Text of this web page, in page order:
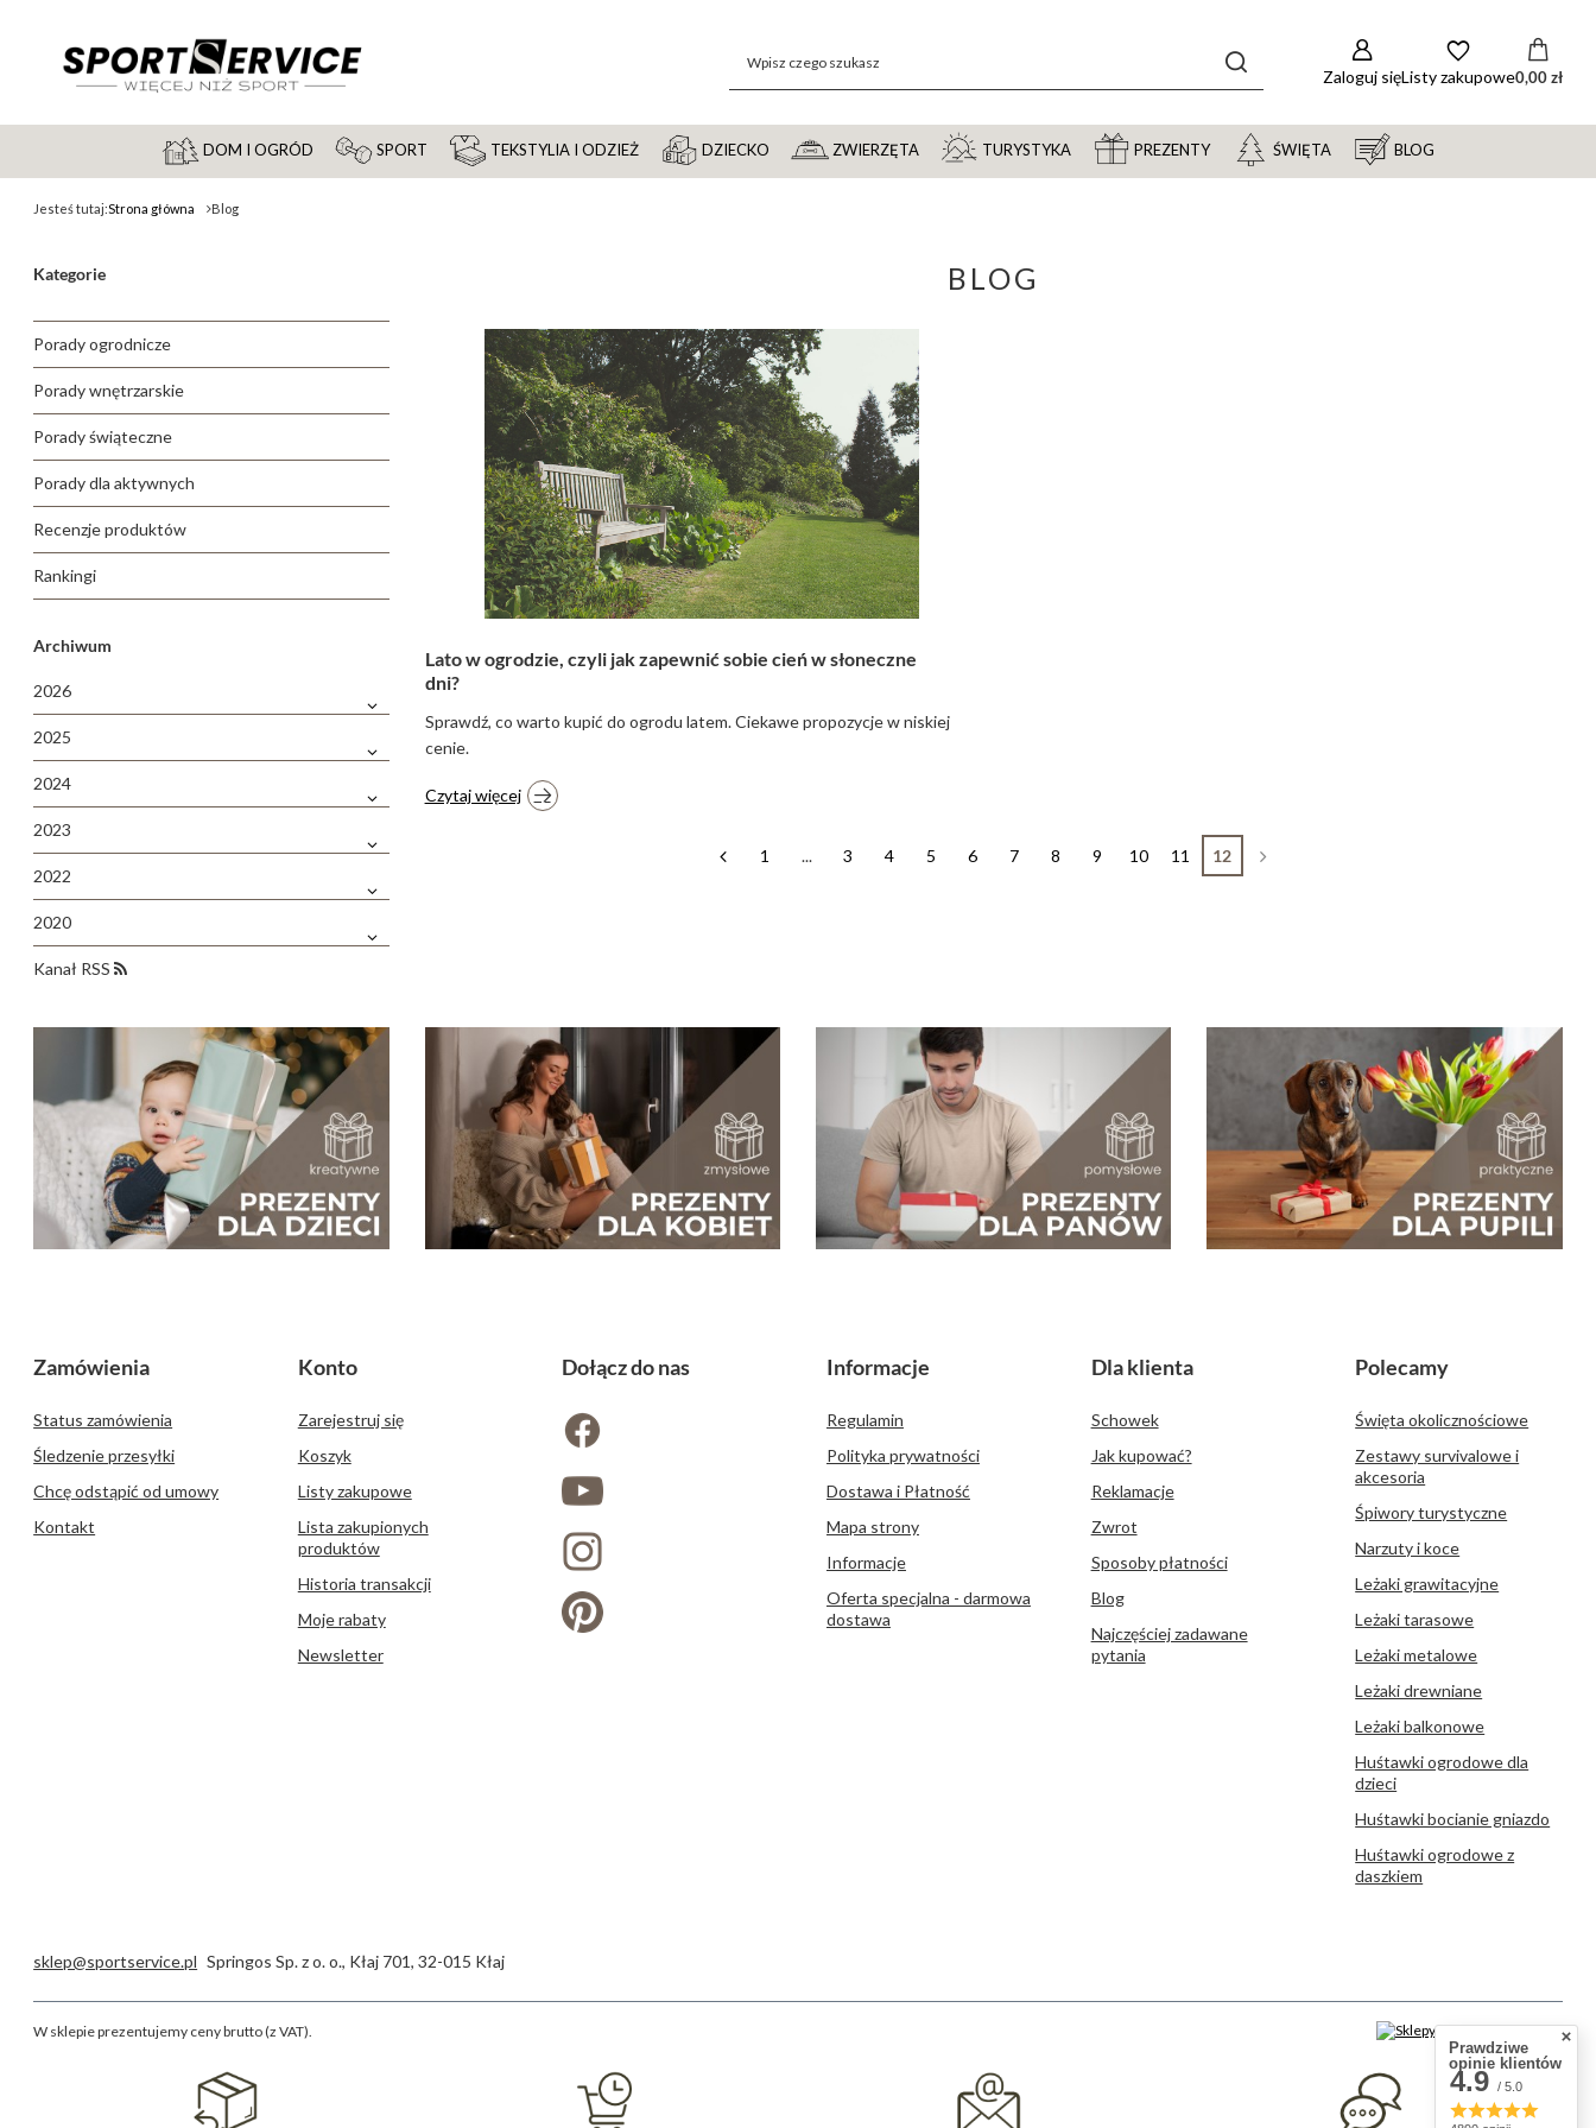
Zaloguj sięListy zakupowe0,00 zł
DOM I OGRÓD SPORT TEKSTYLIA I ODZIEŻ DZIECKO ZWIERZĘTA TURYSTYKA PREZENTY ŚWIĘTA BLOG
Jesteś tutaj:Strona główna Blog
Kategorie
Porady ogrodnicze
Porady wnętrzarskie
Porady świąteczne
Porady dla aktywnych
Recenzje produktów
Rankingi
Archiwum
2026
2025
2024
2023
2022
2020
Kanał RSS
BLOG
Lato w ogrodzie, czyli jak zapewnić sobie cień w słoneczne
dni?
Sprawdź, co warto kupić do ogrodu latem. Ciekawe propozycje w niskiej
cenie.
Czytaj więcej
1 ... 3 4 5 6 7 8 9 10 11 12
Zamówienia
Status zamówienia
Śledzenie przesyłki
Chcę odstąpić od umowy
Kontakt
Konto
Zarejestruj się
Koszyk
Listy zakupowe
Lista zakupionych
produktów
Historia transakcji
Moje rabaty
Newsletter
Dołącz do nas Informacje
Regulamin
Polityka prywatności
Dostawa i Płatność
Mapa strony
Informacje
Oferta specjalna - darmowa
dostawa
Dla klienta
Schowek
Jak kupować?
Reklamacje
Zwrot
Sposoby płatności
Blog
Najczęściej zadawane
pytania
Polecamy
Święta okolicznościowe
Zestawy survivalowe i
akcesoria
Śpiwory turystyczne
Narzuty i koce
Leżaki grawitacyjne
Leżaki tarasowe
Leżaki metalowe
Leżaki drewniane
Leżaki balkonowe
Huśtawki ogrodowe dla
dzieci
Huśtawki bocianie gniazdo
Huśtawki ogrodowe z
daszkiem
sklep@sportservice.pl Springos Sp. z o. o., Kłaj 701,32-015 Kłaj
W sklepie prezentujemy ceny brutto (z VAT).
Prawdziwe
opinie klientów
4.9 / 5.0